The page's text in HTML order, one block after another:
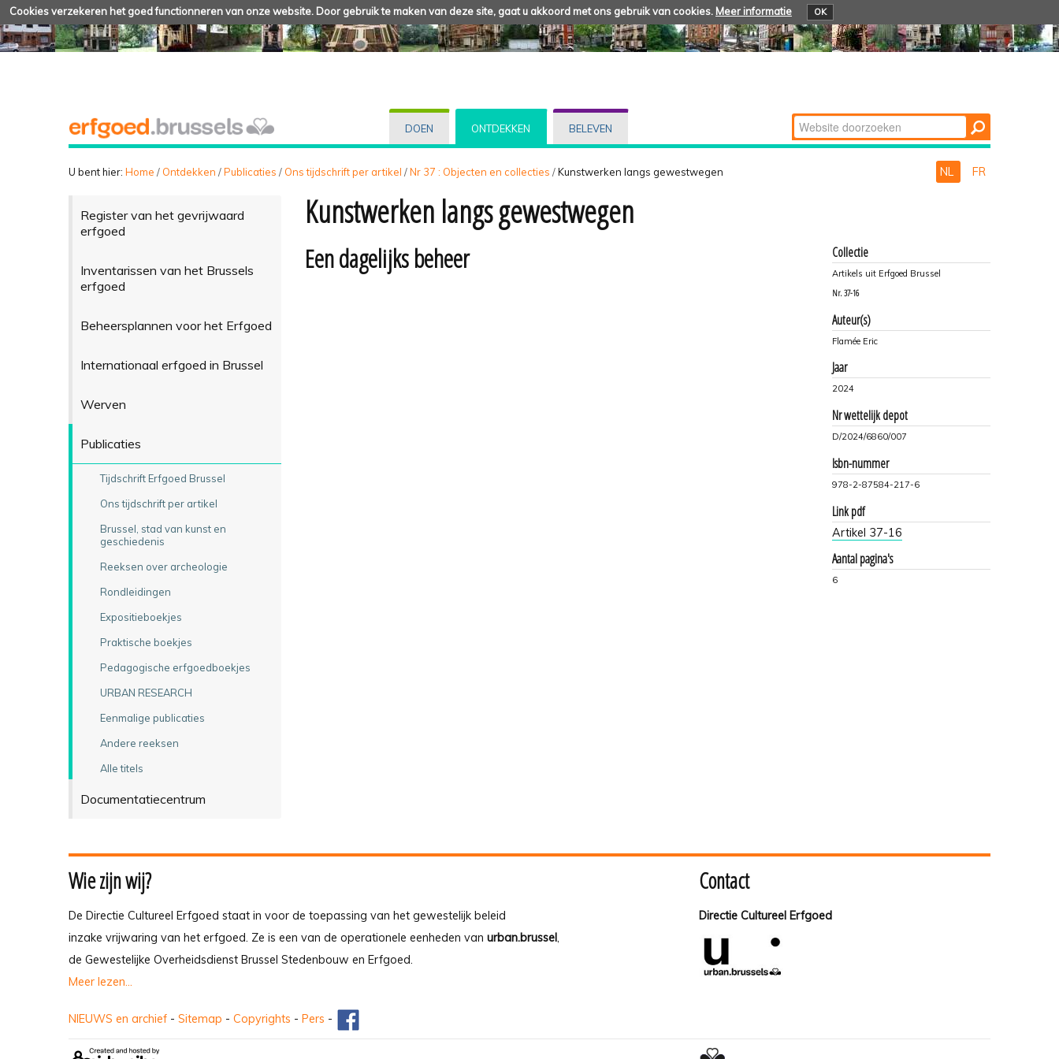
Cookies verzekeren het goed functionneren van onze website. Door gebruik te maken van deze site, gaat u akkoord met ons gebruik van cookies. Meer informatie OK
DOEN ONTDEKKEN BELEVEN Zoek
Geavanceerd
U bent hier: Home / Ontdekken /Publicaties / Ons tijdschrift per artikel /Nr 37 : Objecten en collecties /Kunstwerken langs gewestwegen NL FR
Register van het gevrijwaard
erfgoed
Inventarissen van het Brussels
erfgoed
Beheersplannen voor het Erfgoed
Internationaal erfgoed in Brussel
Werven
Publicaties
Tijdschrift Erfgoed Brussel
Ons tijdschrift per artikel
Brussel, stad van kunst en
geschiedenis
Reeksen over archeologie
Rondleidingen
Expositieboekjes
Praktische boekjes
Pedagogische erfgoedboekjes
URBAN RESEARCH
Eenmalige publicaties
Andere reeksen
Alle titels
Documentatiecentrum
Kunstwerken langs gewestwegen
Een dagelijks beheer Collectie
Artikels uit Erfgoed Brussel
Nr. 37-16
Auteur(s)
Flamée Eric
Jaar
2024
Nr wettelijk depot
D/2024/6860/007
Isbn-nummer
978-2-87584-217-6
Link pdf
Artikel 37-16
Aantal pagina's
6
Wie zijn wij?
De Directie Cultureel Erfgoed staat in voor de toepassing van het gewestelijk beleid
inzake vrijwaring van het erfgoed. Ze is een van de operationele eenheden van urban.brussel,
de Gewestelijke Overheidsdienst Brussel Stedenbouw en Erfgoed.
Meer lezen...
Contact
Directie Cultureel Erfgoed
NIEUWS en archief - Sitemap - Copyrights - Pers -